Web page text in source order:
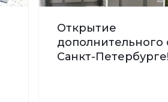
Открытие
дополнительного
Санкт-Петербурге!